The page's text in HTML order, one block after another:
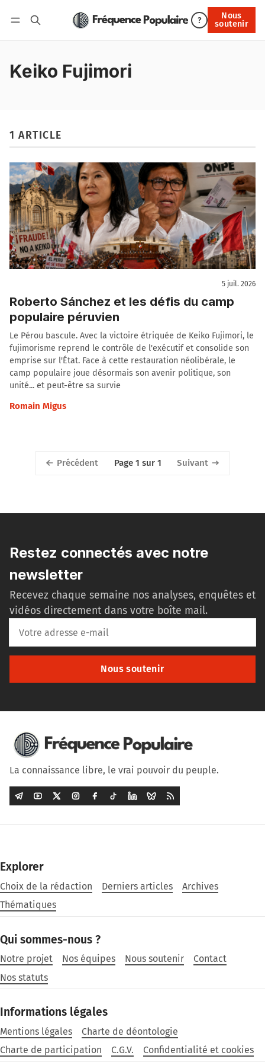
?
Nous
soutenir
Nous soutenir
Keiko Fujimori
1 ARTICLE
5 juil. 2026
Roberto Sánchez et les défis du camp
populaire péruvien
Le Pérou bascule. Avec la victoire étriquée de Keiko Fujimori, le
fujimorisme reprend le contrôle de l'exécutif et consolide son
emprise sur l'État. Face à cette restauration néolibérale, le
camp populaire joue désormais son avenir politique, son
unité... et peut-être sa survie
Romain Migus
Précédent Page 1 sur 1 Suivant
Restez connectés avec notre
newsletter
Recevez chaque semaine nos analyses, enquêtes et
vidéos directement dans votre boîte mail.
Nous soutenir
La connaissance libre, le vrai pouvoir du peuple.
Explorer
Choix de la rédaction Derniers articles
Archives
Thématiques
Qui sommes-nous ?
Notre projet Nos équipes Nous soutenir
Contact
Nos statuts
Informations légales
Mentions légales
Charte de déontologie
Charte de participation
C.G.V. Confidentialité et cookies